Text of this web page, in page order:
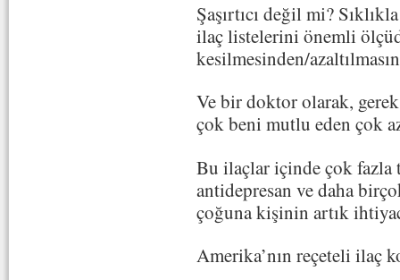
Şaşırtıcı değil mi?
ilaç listelerini önemli
kesilmesinden/
Ve bir doktor olarak,
çok beni mutlu eden çok
Bu ilaçlar içinde çok fazla
antidepresan ve daha
çoğuna kişinin artık
Amerika’nın reçeteli ilaç